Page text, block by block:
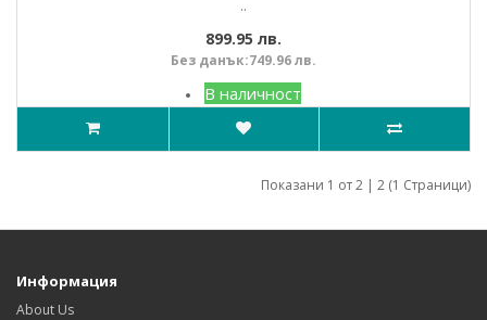
..
899.95 лв.
Без данък:749.96 лв.
В наличност
Показани 1 от 2 | 2 (1 Страници)
Информация
About Us